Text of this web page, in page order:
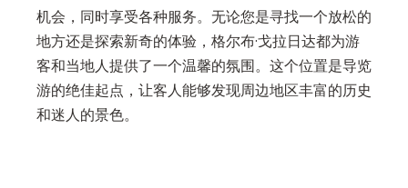
机会，同时享受各种服务。无论您是寻找一个放松的
地方还是探索新奇的体验，格尔布·戈拉日达都为游
客和当地人提供了一个温馨的氛围。这个位置是导览
游的绝佳起点，让客人能够发现周边地区丰富的历史
和迷人的景色。